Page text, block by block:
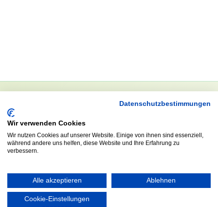
Abonnieren
Datenschutzbestimmungen
Wir verwenden Cookies
Wir nutzen Cookies auf unserer Website. Einige von ihnen sind essenziell,
während andere uns helfen, diese Website und Ihre Erfahrung zu
verbessern.
Alle akzeptieren Ablehnen
Cookie-Einstellungen